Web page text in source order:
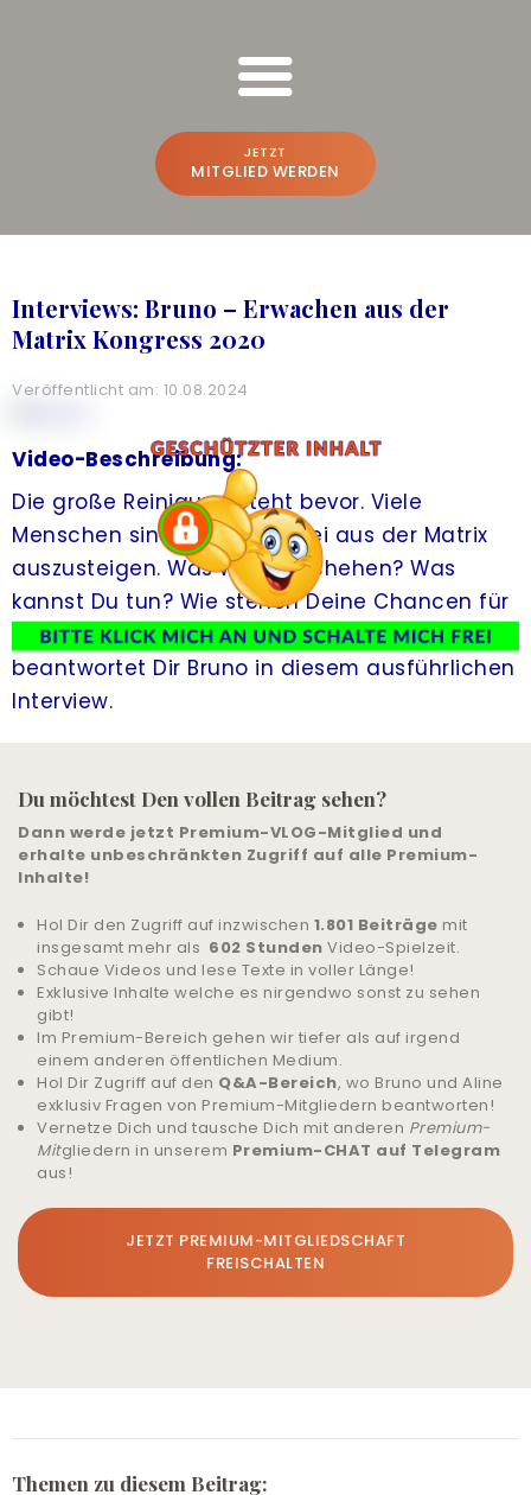
JETZT
MITGLIED WERDEN
FREESPIRIT ONLINE SCHULUNGEN
Bruno Würtenberger & Aline N. Brandstetter
BEWUSSTSEINS-VLOG
ONLINE-POWER-TRAINING
FREESPIRIT®
LIVE-TRAINING
ALLE ANGEBOTE
& UNTERSTÜTZUNG
ANMELDEN
HILFE UND SUPPORT
Interviews: Bruno – Erwachen aus der
Matrix Kongress 2020
Veröffentlicht am: 10.08.2024
Video-Beschreibung:
Die große Reinigung steht bevor. Viele
Menschen sind gerade dabei aus der Matrix
auszusteigen. Was wird geschehen? Was
kannst Du tun? Wie stehen Deine Chancen für
den Aufstieg? Diese und viele andere Fragen
beantwortet Dir Bruno in diesem ausführlichen
Interview.
Du möchtest Den vollen Beitrag sehen?
Dann werde jetzt Premium-VLOG-Mitglied und
erhalte unbeschränkten Zugriff auf alle Premium-
Inhalte!
Hol Dir den Zugriff auf inzwischen 1.801 Beiträge mit
insgesamt mehr als 602 Stunden Video-Spielzeit.
Schaue Videos und lese Texte in voller Länge!
Exklusive Inhalte welche es nirgendwo sonst zu sehen
gibt!
Im Premium-Bereich gehen wir tiefer als auf irgend
einem anderen öffentlichen Medium.
Hol Dir Zugriff auf den Q&A-Bereich, wo Bruno und Aline
exklusiv Fragen von Premium-Mitgliedern beantworten!
Vernetze Dich und tausche Dich mit anderen Premium-
Mitgliedern in unserem Premium-CHAT auf Telegram
aus!
JETZT PREMIUM-MITGLIEDSCHAFT
FREISCHALTEN
Themen zu diesem Beitrag: